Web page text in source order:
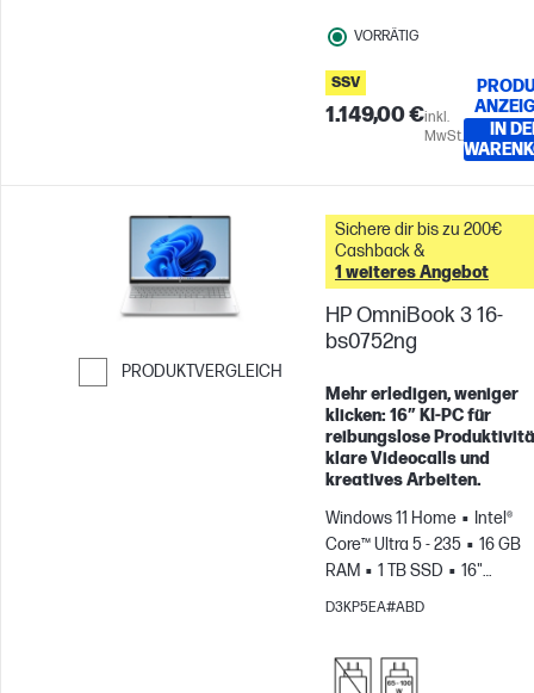
VORRÄTIG
SSV
1.149,00 €inkl.
MwSt.
IN
PRODUKTVERGLEICH
Weiter zum Vergleichen
Sichere dir bis zu 200€
Cashback &
1 weiteres Angebot
HP OmniBook 3 16-
bs0752ng
Mehr erledigen, weniger
klicken: 16″ KI‑PC für
reibungslose
klare Videocalls und
kreatives Arbeiten.
Windows 11 Home
Intel®
Core™ Ultra 5 - 235
16 GB
RAM
1 TB SSD
16"
2K
Intel® Grafikkarte
D3KP5EA#ABD